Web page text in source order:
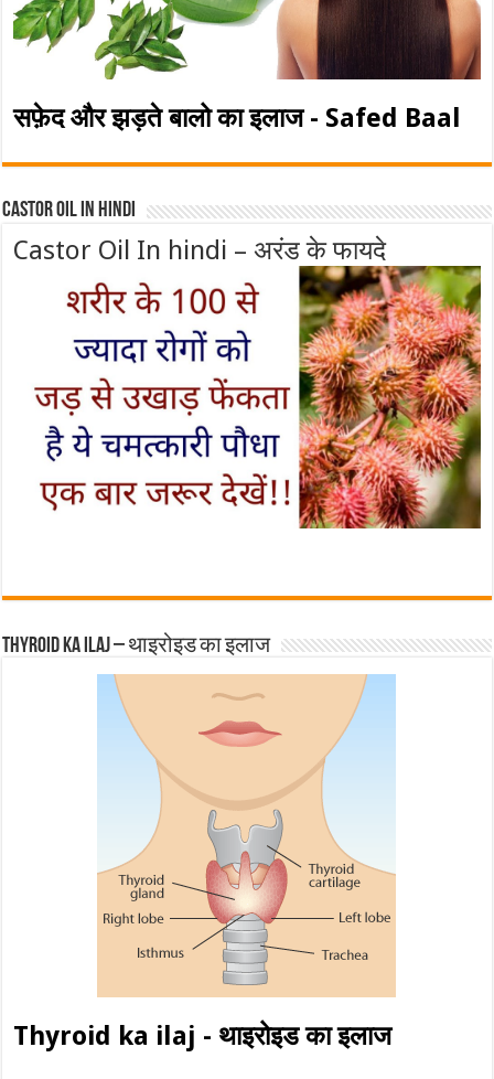
सफ़ेद और झड़ते बालो का इलाज - Safed Baal
Castor Oil In Hindi
Castor Oil In hindi – अरंड के फायदे
Thyroid ka ilaj – थाइरोइड का इलाज
Thyroid ka ilaj - थाइरोइड का इलाज